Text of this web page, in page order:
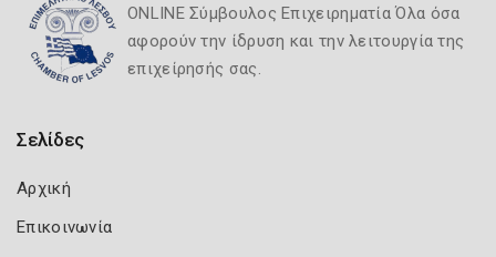
ONLINE Σύμβουλος Επιχειρηματία Όλα όσα
αφορούν την ίδρυση και την λειτουργία της
επιχείρησής σας.
Σελίδες
Αρχική
Επικοινωνία